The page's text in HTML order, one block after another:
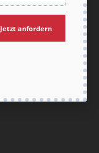
Jetzt anfordern